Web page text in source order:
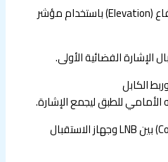
علاوة على ذلك، يحدد زاوية الارتفاع (Elevation) باستخدام مؤشر
الإشارة الفضائية الأولى.
ثانياً، يربط الكابل المحوري (Coaxial) بين LNB وجهاز الاستقبال